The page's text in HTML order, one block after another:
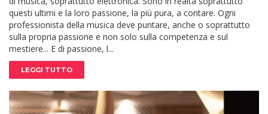
questi ultimi e la loro passione, la più pura, a contare. Ogni
professionista della musica deve puntare, anche o soprattutto
sulla propria passione e non solo sulla competenza e sul
mestiere... E di passione, l...
LEGGI TUTTO